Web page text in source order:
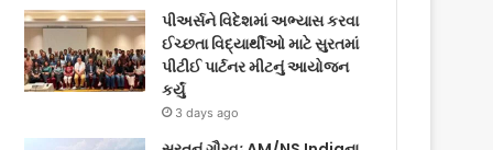
પીઅર્સને વિદેશમાં અભ્યાસ કરવા
ઈચ્છતા વિદ્યાર્થીઓ માટે સુરતમાં
પીટીઈ પાર્ટનર મીટનું આયોજન
કર્યું
3 days ago